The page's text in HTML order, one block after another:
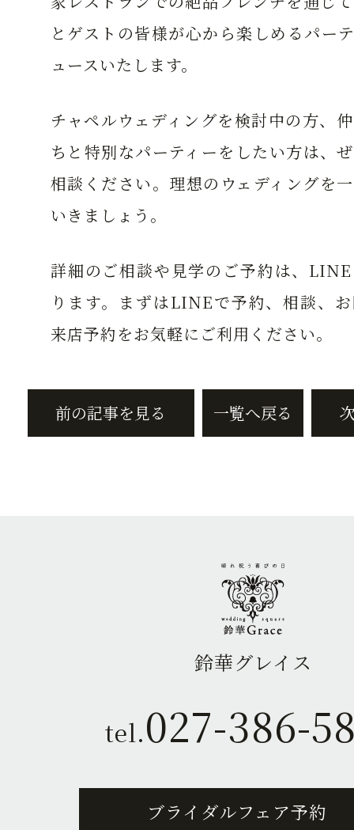
とゲストの皆様が心から楽しめるパー
ュースいたします。
チャペルウェディングを検討中の方、
ちと特別なパーティーをしたい方は、
相談ください。理想のウェディングを
いきましょう。
詳細のご相談や見学のご予約は、
ります。まずはLINEで予約、相談、
来店予約をお気軽にご利用ください。
前の記事を見る 一覧へ戻る
鈴華グレイス
tel.027-386-
ブライダルフェア予約